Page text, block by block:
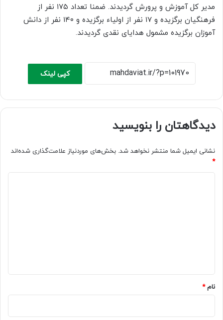
مدیر کل آموزش و پرورش گردیدند. ضمنا تعداد ۱۷۵ نفر از
فرهنگیان برگزیده و ۱۷ نفر از اولیاء برگزیده و ۱۴۰ نفر از دانش
آموزان برگزیده مشمول هدایای نقدی گردیدند.
کپی لینک
دیدگاهتان را بنویسید
نشانی ایمیل شما منتشر نخواهد شد. بخش‌های موردنیاز علامت‌گذاری شده‌اند
*
نام*